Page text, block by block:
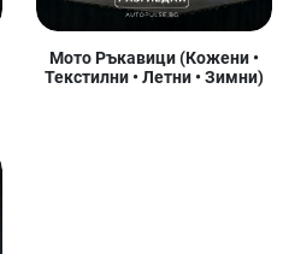
Мото Ръкавици (Кожени •
Текстилни • Летни • Зимни)